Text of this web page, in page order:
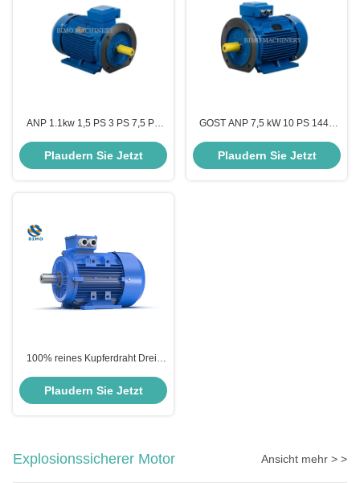
ANP 1.1kw 1,5 PS 3 PS 7,5 PS
Rpm Gost Motor 20 PS 15 PS 10
PS 3 Phasenmotor
Plaudern Sie Jetzt
GOST ANP 7,5 kW 10 PS 1440
Dreiphasenmotor Drei-Phasen-
Elektromotor
Plaudern Sie Jetzt
100% reines Kupferdraht Drei-
50Hz vollständig geschlossener
Plaudern Sie Jetzt
Explosionssicherer Motor Ansicht mehr > >